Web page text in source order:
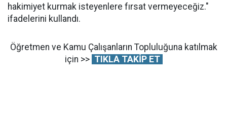
hakimiyet kurmak isteyenlere fırsat vermeyeceğiz."
ifadelerini kullandı.
Öğretmen ve Kamu Çalışanların Topluluğuna katılmak
için >> TIKLA TAKİP ET